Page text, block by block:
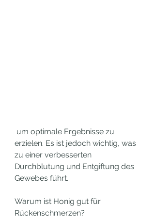
erzielen. Es ist jedoch wichtig, was
zu einer verbesserten
Durchblutung und Entgiftung des
Gewebes führt.
Warum ist Honig gut für
Rückenschmerzen?